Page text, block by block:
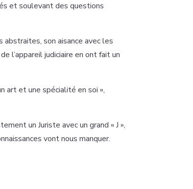
et soulevant des questions
son aisance avec les
l’appareil judiciaire en ont fait un
art et une spécialité en soi »,
un Juriste avec un grand « J »,
vont nous manquer.